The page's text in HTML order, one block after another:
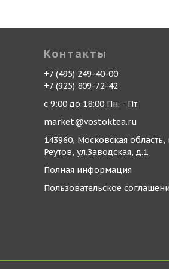
Контакты
+7 (495) 249-40-00
+7 (925) 809-72-42
с 9:00 до 18:00 Пн. - Пт
market@vostoktea.ru
143960, Московская область,
Реутов, ул.Заводская, д.1
Полная информация
Пользовательское